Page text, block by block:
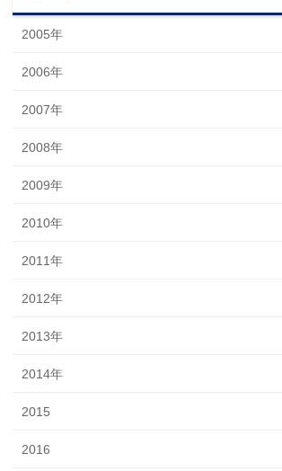
2005年
2006年
2007年
2008年
2009年
2010年
2011年
2012年
2013年
2014年
2015
2016